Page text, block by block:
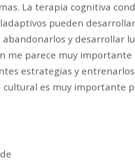
La terapia cognitiva
pueden
y desarrollar
me parece muy importante
estrategias y
es muy importante